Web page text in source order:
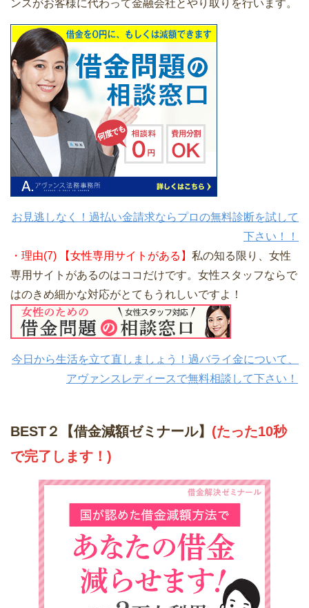
ンスがお客様に代わって金融会社とやり取りを行います。
お見逃しなく！過払い金請求ならプロの無料診断を試して
下さい！！
・理由(7) 【女性専用サイトがある】 私の知る限り、女性
専用サイトがあるのはココだけです。女性スタッフならで
はのきめ細かな対応がとてもうれしいですよ！
今日から生活を立て直しましょう！過バライ金について、
アヴァンスレディースで無料相談して下さい！
BEST２【借金減額ゼミナール】 (たった10秒
で完了します！)